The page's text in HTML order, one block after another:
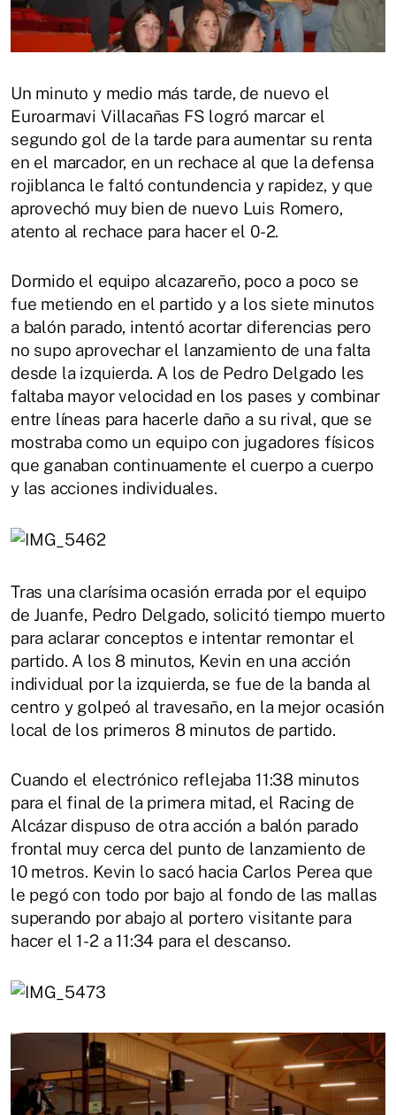
Un minuto y medio más tarde, de nuevo el
Euroarmavi Villacañas FS logró marcar el
segundo gol de la tarde para aumentar su renta
en el marcador, en un rechace al que la defensa
rojiblanca le faltó contundencia y rapidez, y que
aprovechó muy bien de nuevo Luis Romero,
atento al rechace para hacer el 0-2.
Dormido el equipo alcazareño, poco a poco se
fue metiendo en el partido y a los siete minutos
a balón parado, intentó acortar diferencias pero
no supo aprovechar el lanzamiento de una falta
desde la izquierda. A los de Pedro Delgado les
faltaba mayor velocidad en los pases y combinar
entre líneas para hacerle daño a su rival, que se
mostraba como un equipo con jugadores físicos
que ganaban continuamente el cuerpo a cuerpo
y las acciones individuales.
Tras una clarísima ocasión errada por el equipo
de Juanfe, Pedro Delgado, solicitó tiempo muerto
para aclarar conceptos e intentar remontar el
partido. A los 8 minutos, Kevin en una acción
individual por la izquierda, se fue de la banda al
centro y golpeó al travesaño, en la mejor ocasión
local de los primeros 8 minutos de partido.
Cuando el electrónico reflejaba 11:38 minutos
para el final de la primera mitad, el Racing de
Alcázar dispuso de otra acción a balón parado
frontal muy cerca del punto de lanzamiento de
10 metros. Kevin lo sacó hacia Carlos Perea que
le pegó con todo por bajo al fondo de las mallas
superando por abajo al portero visitante para
hacer el 1-2 a 11:34 para el descanso.